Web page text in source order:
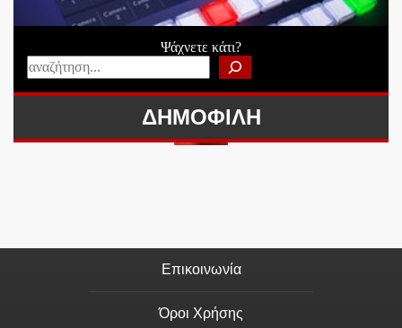
Ψάχνετε κάτι?
ΔΗΜΟΦΙΛΗ
Επικοινωνία
Όροι Χρήσης